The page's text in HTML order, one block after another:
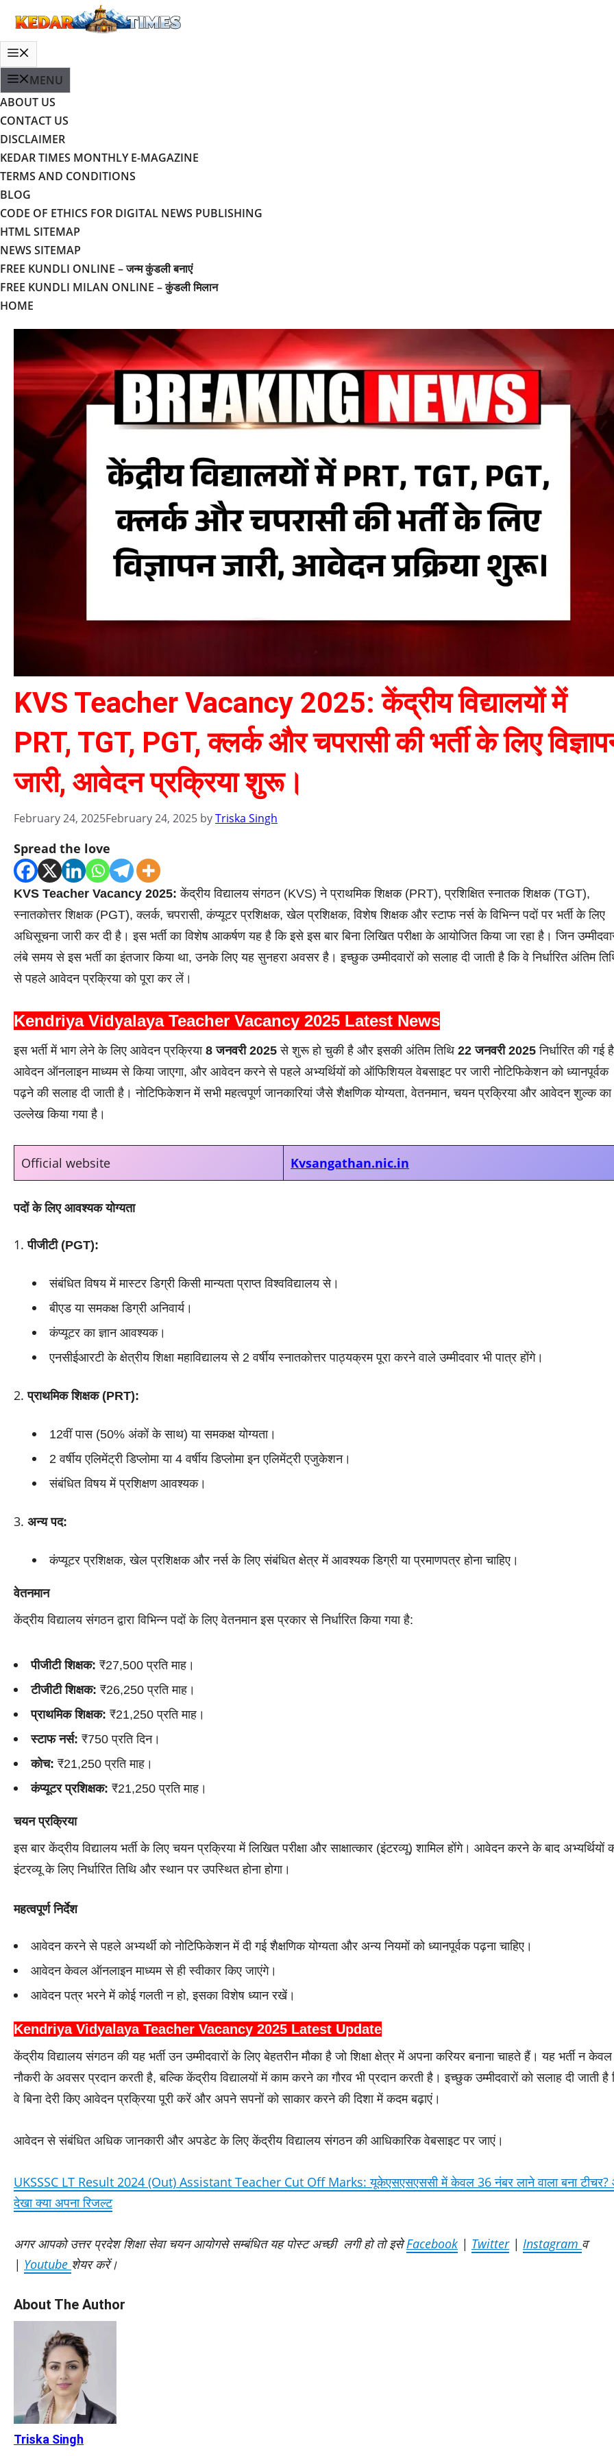
content
MENU
ABOUT US
CONTACT US
DISCLAIMER
KEDAR TIMES MONTHLY E-MAGAZINE
TERMS AND CONDITIONS
BLOG
CODE OF ETHICS FOR DIGITAL NEWS PUBLISHING
HTML SITEMAP
NEWS SITEMAP
FREE KUNDLI ONLINE – जन्म कुंडली बनाएं
FREE KUNDLI MILAN ONLINE – कुंडली मिलान
HOME
KVS Teacher Vacancy 2025: केंद्रीय विद्यालयों में
PRT, TGT, PGT, क्लर्क और चपरासी की भर्ती के लिए
जारी, आवेदन प्रक्रिया शुरू।
February 24, 2025February 24, 2025 byTriska Singh
Spread the love
KVS Teacher Vacancy 2025: केंद्रीय विद्यालय संगठन (KVS) ने प्राथमिक शिक्षक (PRT), प्रशिक्षित स्नातक शिक्षक (TGT),
स्नातकोत्तर शिक्षक (PGT), क्लर्क, चपरासी, कंप्यूटर प्रशिक्षक, खेल प्रशिक्षक, विशेष शिक्षक और स्टाफ नर्स के विभिन्न पदों पर भर्ती के लिए
अधिसूचना जारी कर दी है। इस भर्ती का विशेष आकर्षण यह है कि इसे इस बार बिना लिखित परीक्षा के आयोजित किया जा रहा है। जिन
लंबे समय से इस भर्ती का इंतजार किया था, उनके लिए यह सुनहरा अवसर है। इच्छुक उम्मीदवारों को सलाह दी जाती है कि वे निर्धारित अंतिम
से पहले आवेदन प्रक्रिया को पूरा कर लें।
Kendriya Vidyalaya Teacher Vacancy 2025 Latest News
इस भर्ती में भाग लेने के लिए आवेदन प्रक्रिया 8 जनवरी 2025 से शुरू हो चुकी है और इसकी अंतिम तिथि 22 जनवरी 2025 निर्धारित की गई
आवेदन ऑनलाइन माध्यम से किया जाएगा, और आवेदन करने से पहले अभ्यर्थियों को ऑफिशियल वेबसाइट पर जारी नोटिफिकेशन को ध्यानपूर्वक
पढ़ने की सलाह दी जाती है। नोटिफिकेशन में सभी महत्वपूर्ण जानकारियां जैसे शैक्षणिक योग्यता, वेतनमान, चयन प्रक्रिया और आवेदन शुल्क का
उल्लेख किया गया है।
Official website Kvsangathan.nic.in
पदों के लिए आवश्यक योग्यता
पीजीटी (PGT):
संबंधित विषय में मास्टर डिग्री किसी मान्यता प्राप्त विश्वविद्यालय से।
बीएड या समकक्ष डिग्री अनिवार्य।
कंप्यूटर का ज्ञान आवश्यक।
एनसीईआरटी के क्षेत्रीय शिक्षा महाविद्यालय से 2 वर्षीय स्नातकोत्तर पाठ्यक्रम पूरा करने वाले उम्मीदवार भी पात्र होंगे।
प्राथमिक शिक्षक (PRT):
12वीं पास (50% अंकों के साथ) या समकक्ष योग्यता।
2 वर्षीय एलिमेंट्री डिप्लोमा या 4 वर्षीय डिप्लोमा इन एलिमेंट्री एजुकेशन।
संबंधित विषय में प्रशिक्षण आवश्यक।
अन्य पद:
कंप्यूटर प्रशिक्षक, खेल प्रशिक्षक और नर्स के लिए संबंधित क्षेत्र में आवश्यक डिग्री या प्रमाणपत्र होना चाहिए।
वेतनमान
केंद्रीय विद्यालय संगठन द्वारा विभिन्न पदों के लिए वेतनमान इस प्रकार से निर्धारित किया गया है:
पीजीटी शिक्षक: ₹27,500 प्रति माह।
टीजीटी शिक्षक: ₹26,250 प्रति माह।
प्राथमिक शिक्षक: ₹21,250 प्रति माह।
स्टाफ नर्स: ₹750 प्रति दिन।
कोच: ₹21,250 प्रति माह।
कंप्यूटर प्रशिक्षक: ₹21,250 प्रति माह।
चयन प्रक्रिया
इस बार केंद्रीय विद्यालय भर्ती के लिए चयन प्रक्रिया में लिखित परीक्षा और साक्षात्कार (इंटरव्यू) शामिल होंगे। आवेदन करने के बाद अभ्यर्थियों
इंटरव्यू के लिए निर्धारित तिथि और स्थान पर उपस्थित होना होगा।
महत्वपूर्ण निर्देश
आवेदन करने से पहले अभ्यर्थी को नोटिफिकेशन में दी गई शैक्षणिक योग्यता और अन्य नियमों को ध्यानपूर्वक पढ़ना चाहिए।
आवेदन केवल ऑनलाइन माध्यम से ही स्वीकार किए जाएंगे।
आवेदन पत्र भरने में कोई गलती न हो, इसका विशेष ध्यान रखें।
Kendriya Vidyalaya Teacher Vacancy 2025 Latest Update
केंद्रीय विद्यालय संगठन की यह भर्ती उन उम्मीदवारों के लिए बेहतरीन मौका है जो शिक्षा क्षेत्र में अपना करियर बनाना चाहते हैं। यह भर्ती न केवल
नौकरी के अवसर प्रदान करती है, बल्कि केंद्रीय विद्यालयों में काम करने का गौरव भी प्रदान करती है। इच्छुक उम्मीदवारों को सलाह दी जाती है
वे बिना देरी किए आवेदन प्रक्रिया पूरी करें और अपने सपनों को साकार करने की दिशा में कदम बढ़ाएं।
आवेदन से संबंधित अधिक जानकारी और अपडेट के लिए केंद्रीय विद्यालय संगठन की आधिकारिक वेबसाइट पर जाएं।
UKSSSC LT Result 2024 (Out) Assistant Teacher Cut Off Marks: यूकेएसएसएससी में केवल 36 नंबर लाने वाला बना
देखा क्या अपना रिजल्ट
अगर आपको उत्तर प्रदेश शिक्षा सेवा चयन आयोगसे सम्बंधित यह पोस्ट अच्छी लगी हो तो इसेFacebook | Twitter| Instagram व
| Youtube शेयर करें।
About The Author
Triska Singh